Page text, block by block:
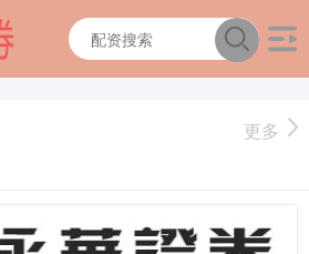
更多